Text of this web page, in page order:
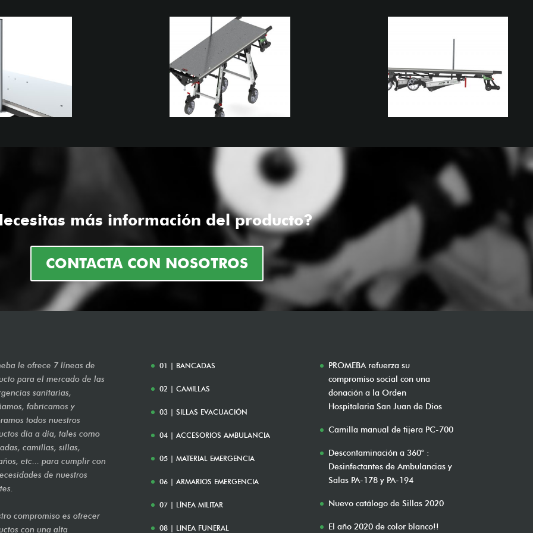
más información del producto?
CONTACTA CON NOSOTROS
le ofrece 7 líneas de
para el mercado de las
sanitarias,
fabricamos y
todos nuestros
día a día, tales como
camillas, sillas,
etc... para cumplir con
de nuestros
compromiso es ofrecer
con una alta
01 | BANCADAS
02 | CAMILLAS
03 | SILLAS EVACUACIÓN
04 | ACCESORIOS AMBULANCIA
05 | MATERIAL EMERGENCIA
06 | ARMARIOS EMERGENCIA
07 | LÍNEA MILITAR
08 | LINEA FUNERAL
PROMEBA refuerza su
compromiso social con una
donación a la Orden
Hospitalaria San Juan de Dios
Camilla manual de tijera PC-700
Descontaminación a 360° :
Desinfectantes de Ambulancias y
Salas PA-178 y PA-194
Nuevo catálogo de Sillas 2020
El año 2020 de color blanco!!